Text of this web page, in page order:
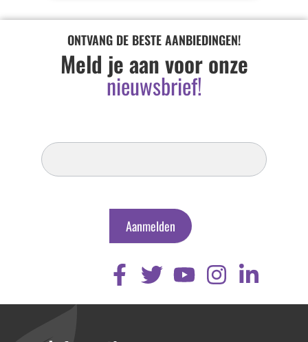
ONTVANG DE BESTE AANBIEDINGEN!
Meld je aan voor onze
nieuwsbrief!
Inschrijven
Nieuwsbrief
Aanmelden